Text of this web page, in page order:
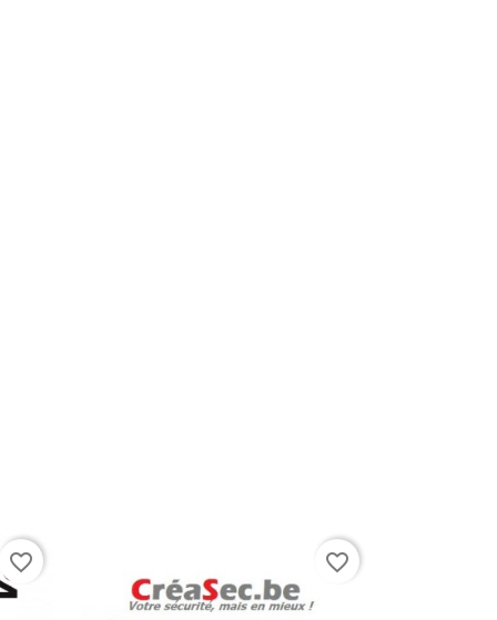
favorite_border favorite_border